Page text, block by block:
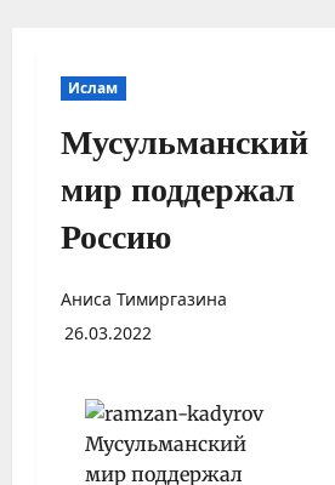
Ислам
Мусульманский
мир поддержал
Россию
Аниса Тимиргазина
26.03.2022